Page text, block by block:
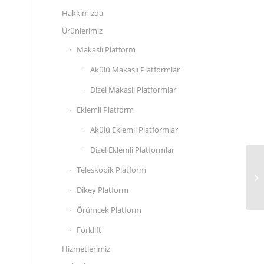
Hakkımızda
Ürünlerimiz
Makaslı Platform
Akülü Makaslı Platformlar
Dizel Makaslı Platformlar
Eklemli Platform
Akülü Eklemli Platformlar
Dizel Eklemli Platformlar
Teleskopik Platform
Dikey Platform
Örümcek Platform
Forklift
Hizmetlerimiz